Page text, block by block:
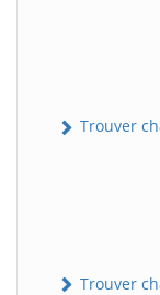
Trouver
Trouver